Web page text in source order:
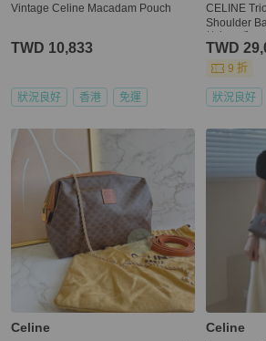
Vintage Celine Macadam Pouch
TWD 10,833
狀況良好 香港 免運
CELINE
Shoulder
TWD
9 折
狀況良好
Celine Celine